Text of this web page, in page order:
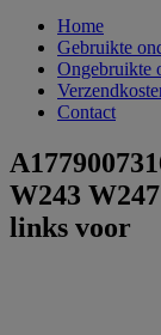
Home
Gebruikte
Ongebruikte
Contact
W243
links voor